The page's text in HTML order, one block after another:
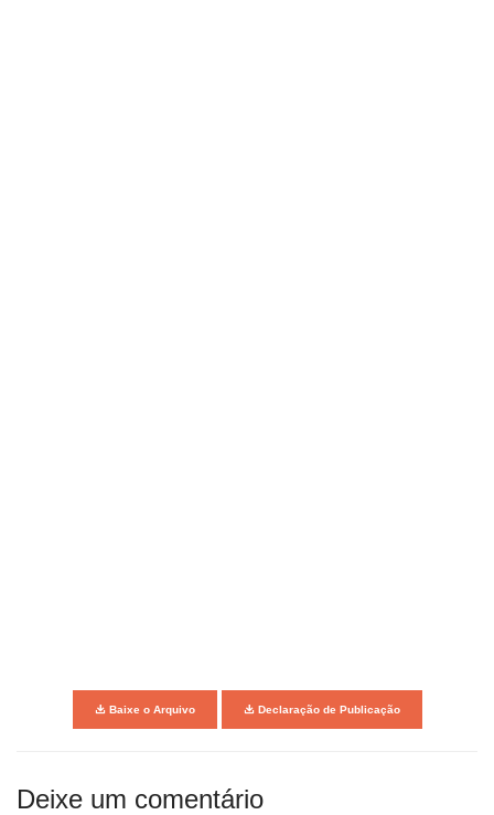
Baixe o Arquivo Declaração de Publicação
Deixe um comentário